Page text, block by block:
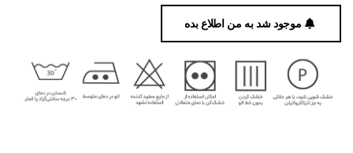
موجود شد به من اطلاع بده